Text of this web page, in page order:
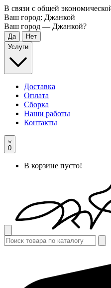
В связи с общей
Ваш город: Джанкой
Ваш город — Джанкой?
Услуги
Доставка
Оплата
Сборка
Наши работы
Контакты
0
В корзине пусто!